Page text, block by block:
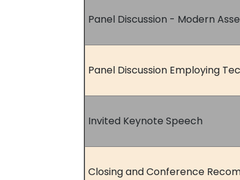
Panel Discussion - Modern
Panel Discussion Employing
Invited Keynote Speech
Closing and Conference